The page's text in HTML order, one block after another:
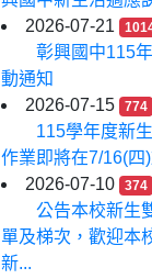
2026-07-21
彰興國中115
動通知
2026-07-15
774
115學年度新
作業即將在7/16(四
2026-07-10
374
公告本校新生
單及梯次，歡迎本
新...